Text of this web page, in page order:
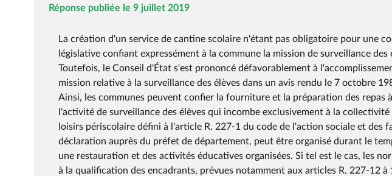
Réponse publiée le 9 juillet 2019
La création d'un service de cantine scolaire n'étant pas obligatoire pour une
législative confiant expressément à la commune la mission de surveillance des
Toutefois, le Conseil d'État s'est prononcé défavorablement à
mission relative à la surveillance des élèves dans un avis rendu le 7 octobre
Ainsi, les communes peuvent confier la fourniture et la préparation des repas
l'activité de surveillance des élèves qui incombe exclusivement à la
loisirs périscolaire défini à l'article R. 227-1 du code de l'action sociale et des
déclaration auprès du préfet de département, peut être organisé durant le
une restauration et des activités éducatives organisées. Si tel est le cas, les
à la qualification des encadrants, prévues notamment aux articles R. 227-12